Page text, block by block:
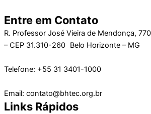
Entre em Contato
R. Professor José Vieira de Mendonça,
– CEP 31.310-260 Belo Horizonte – MG
Telefone: +55 31 3401-1000
Email: contato@bhtec.org.br
Links Rápidos